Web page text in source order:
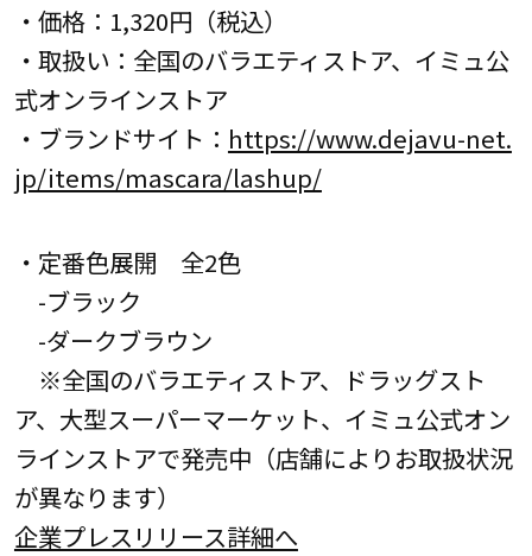
・価格：1,320円（税込）
・取扱い：全国のバラエティストア、イミュ公
式オンラインストア
・ブランドサイト： https://www.dejavu-net.
jp/items/mascara/lashup/
・定番色展開 全2色
-ブラック
-ダークブラウン
※全国のバラエティストア、ドラッグスト
ア、大型スーパーマーケット、イミュ公式オン
ラインストアで発売中（店舗によりお取扱状況
が異なります）
企業プレスリリース詳細へ